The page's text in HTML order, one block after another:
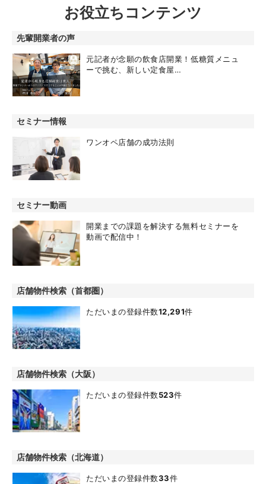
お役立ちコンテンツ
先輩開業者の声
元記者が念願の飲食店開業！低糖質メニュ
ーで挑む、新しい定食屋…
セミナー情報
ワンオペ店舗の成功法則
セミナー動画
開業までの課題を解決する無料セミナーを
動画で配信中！
店舗物件検索（首都圏）
ただいまの登録件数12,291件
店舗物件検索（大阪）
ただいまの登録件数523件
店舗物件検索（北海道）
ただいまの登録件数33件